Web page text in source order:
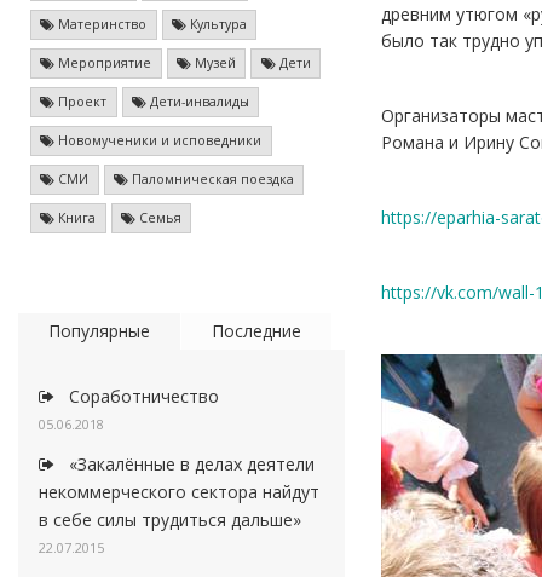
Материнство Культура
Мероприятие Музей Дети
Проект Дети-инвалиды
Новомученики и исповедники
СМИ Паломническая поездка
Книга Семья
Популярные Последние
Соработничество
05.06.2018
«Закалённые в делах деятели
некоммерческого сектора найдут
в себе силы трудиться дальше»
22.07.2015
древним утюгом
было так трудно
Организаторы
Романа и Ирину
https://eparhia-
https://vk.com/wall-